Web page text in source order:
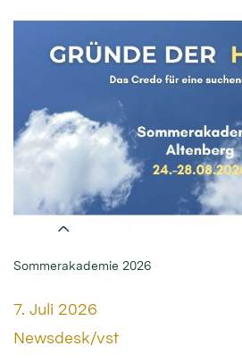
Sommerakademie 2026
Datum:
7. Juli 2026
Von:
Newsdesk/vst